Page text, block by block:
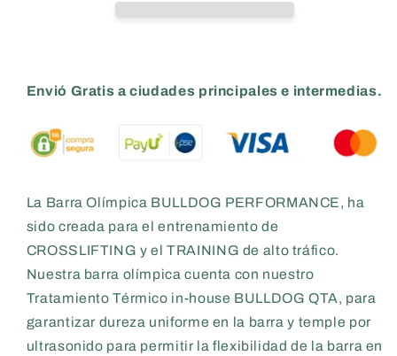
Envió Gratis a ciudades principales e intermedias.
La Barra Olímpica BULLDOG PERFORMANCE, ha
sido creada para el entrenamiento de
CROSSLIFTING y el TRAINING de alto tráfico.
Nuestra barra olímpica cuenta con nuestro
Tratamiento Térmico in-house BULLDOG QTA, para
garantizar dureza uniforme en la barra y temple por
ultrasonido para permitir la flexibilidad de la barra en